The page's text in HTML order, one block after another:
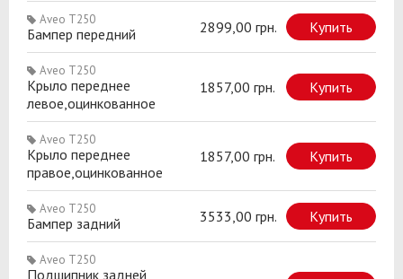
Aveo T250
Бампер передний 2899,00 грн. Купить
Aveo T250
Крыло переднее
левое,оцинкованное
1857,00 грн. Купить
Aveo T250
Крыло переднее
правое,оцинкованное
1857,00 грн. Купить
Aveo T250
Бампер задний 3533,00 грн. Купить
Aveo T250
Подшипник задней